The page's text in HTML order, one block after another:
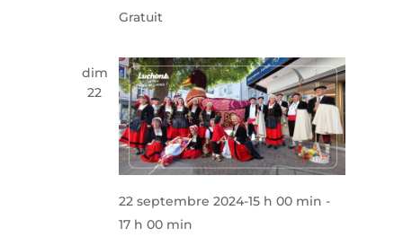
Gratuit
dim
22
22 septembre 2024-15 h 00 min -
17 h 00 min